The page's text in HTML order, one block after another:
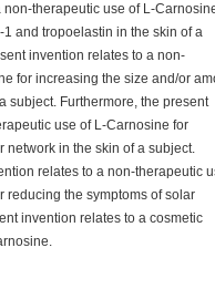
therapeutic use of L-
and tropoelastin in the skin of a
invention relates to a non-
for increasing the size and/or
subject. Furthermore, the present
use of L-Carnosine for
network in the skin of a subject.
relates to a non-therapeutic
reducing the symptoms of solar
invention relates to a cosmetic